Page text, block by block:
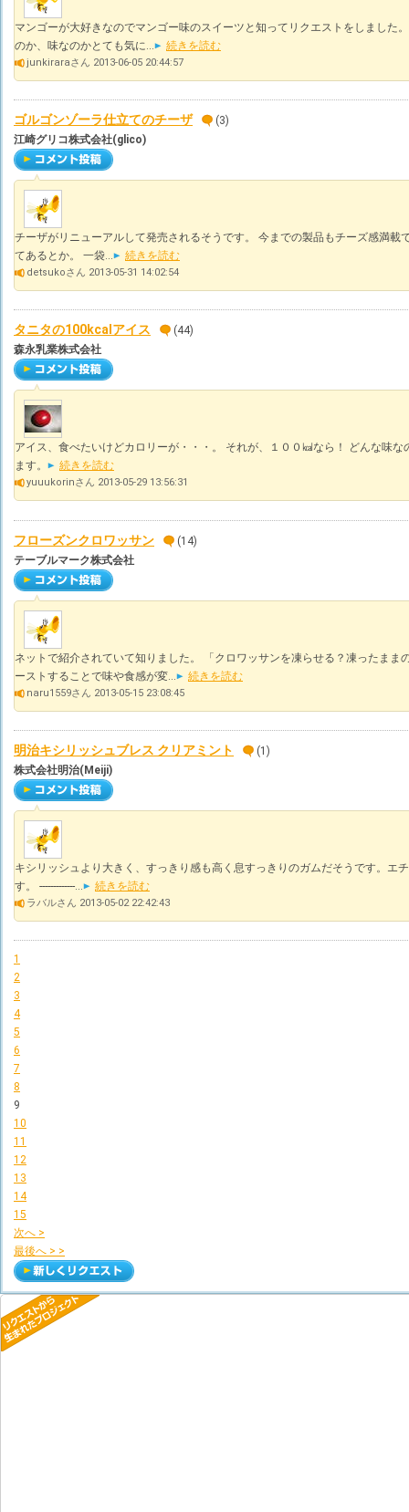
マンゴーが大好きなのでマンゴー味のスイーツと知ってリクエストをしました
のか、味なのかとても気に...
続きを読む
junkiraraさん 2013-06-05 20:44:57
ゴルゴンゾーラ仕立てのチーザ
(3)
江崎グリコ株式会社(glico)
チーザがリニューアルして発売されるそうです。 今までの製品もチーズ感満載
てあるとか。 一袋...
続きを読む
detsukoさん 2013-05-31 14:02:54
タニタの100kcalアイス
(44)
森永乳業株式会社
アイス、食べたいけどカロリーが・・・。 それが、１００㎉なら！ どんな味
ます。
続きを読む
yuuukorinさん 2013-05-29 13:56:31
フローズンクロワッサン
(14)
テーブルマーク株式会社
ネットで紹介されていて知りました。 「クロワッサンを凍らせる？凍ったまま
ーストすることで味や食感が変...
続きを読む
naru1559さん 2013-05-15 23:08:45
明治キシリッシュブレス クリアミント
(1)
株式会社明治(Meiji)
キシリッシュより大きく、すっきり感も高く息すっきりのガムだそうです。エ
す。 -------------...
続きを読む
ラバルさん 2013-05-02 22:42:43
1
2
3
4
5
6
7
8
9
10
11
12
13
14
15
次へ >
最後へ > >